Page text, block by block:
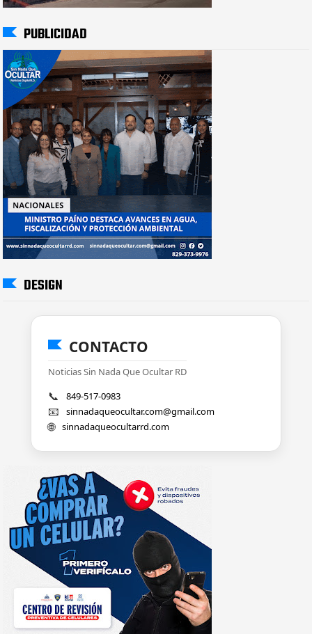
PUBLICIDAD
DESIGN
CONTACTO
Noticias Sin Nada Que Ocultar RD
📞 849-517-0983
📧 sinnadaqueocultar.com@gmail.com
🌐 sinnadaqueocultarrd.com